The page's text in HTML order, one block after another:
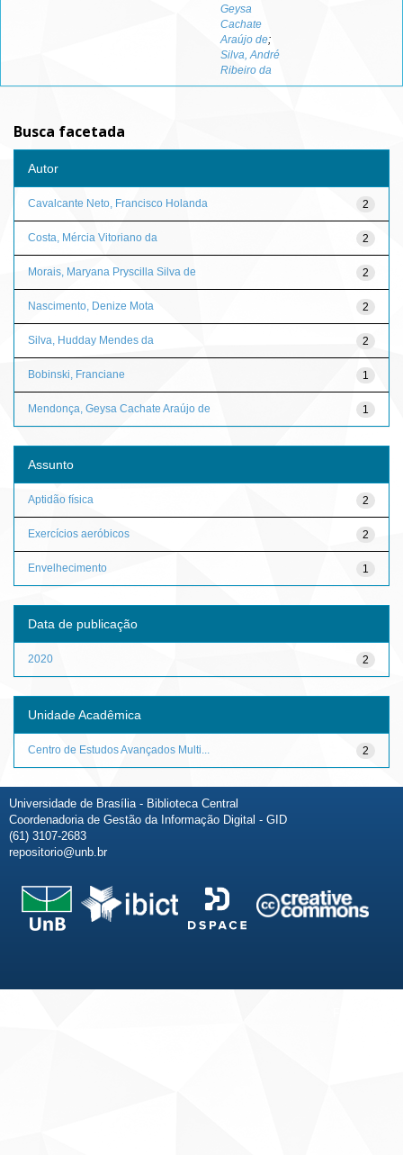
Geysa
Cachate
Araújo de;
Silva, André
Ribeiro da
Busca facetada
Autor
2
Cavalcante Neto, Francisco Holanda
2
Costa, Mércia Vitoriano da
2
Morais, Maryana Pryscilla Silva de
2
Nascimento, Denize Mota
2
Silva, Hudday Mendes da
1
Bobinski, Franciane
1
Mendonça, Geysa Cachate Araújo de
Assunto
2
Aptidão física
2
Exercícios aeróbicos
1
Envelhecimento
Data de publicação
2
2020
Unidade Acadêmica
2
Centro de Estudos Avançados Multi...
Universidade de Brasília - Biblioteca Central
Coordenadoria de Gestão da Informação Digital - GID
(61) 3107-2683
repositorio@unb.br